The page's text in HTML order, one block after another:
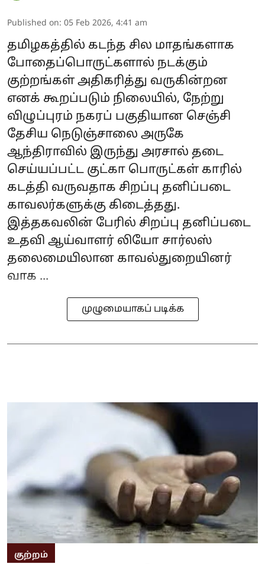
Published on: 05 Feb 2026, 4:41 am
தமிழகத்தில் கடந்த சில மாதங்களாக
போதைப்பொருட்களால் நடக்கும்
குற்றங்கள் அதிகரித்து வருகின்றன
எனக் கூறப்படும் நிலையில், நேற்று
விழுப்புரம் நகரப் பகுதியான செஞ்சி
தேசிய நெடுஞ்சாலை அருகே
ஆந்திராவில் இருந்து அரசால் தடை
செய்யப்பட்ட குட்கா பொருட்கள் காரில்
கடத்தி வருவதாக சிறப்பு தனிப்படை
காவலர்களுக்கு கிடைத்தது.
இத்தகவலின் பேரில் சிறப்பு தனிப்படை
உதவி ஆய்வாளர் லியோ சார்லஸ்
தலைமையிலான காவல்துறையினர்
வாக ...
முழுமையாகப் படிக்க
குற்றம்